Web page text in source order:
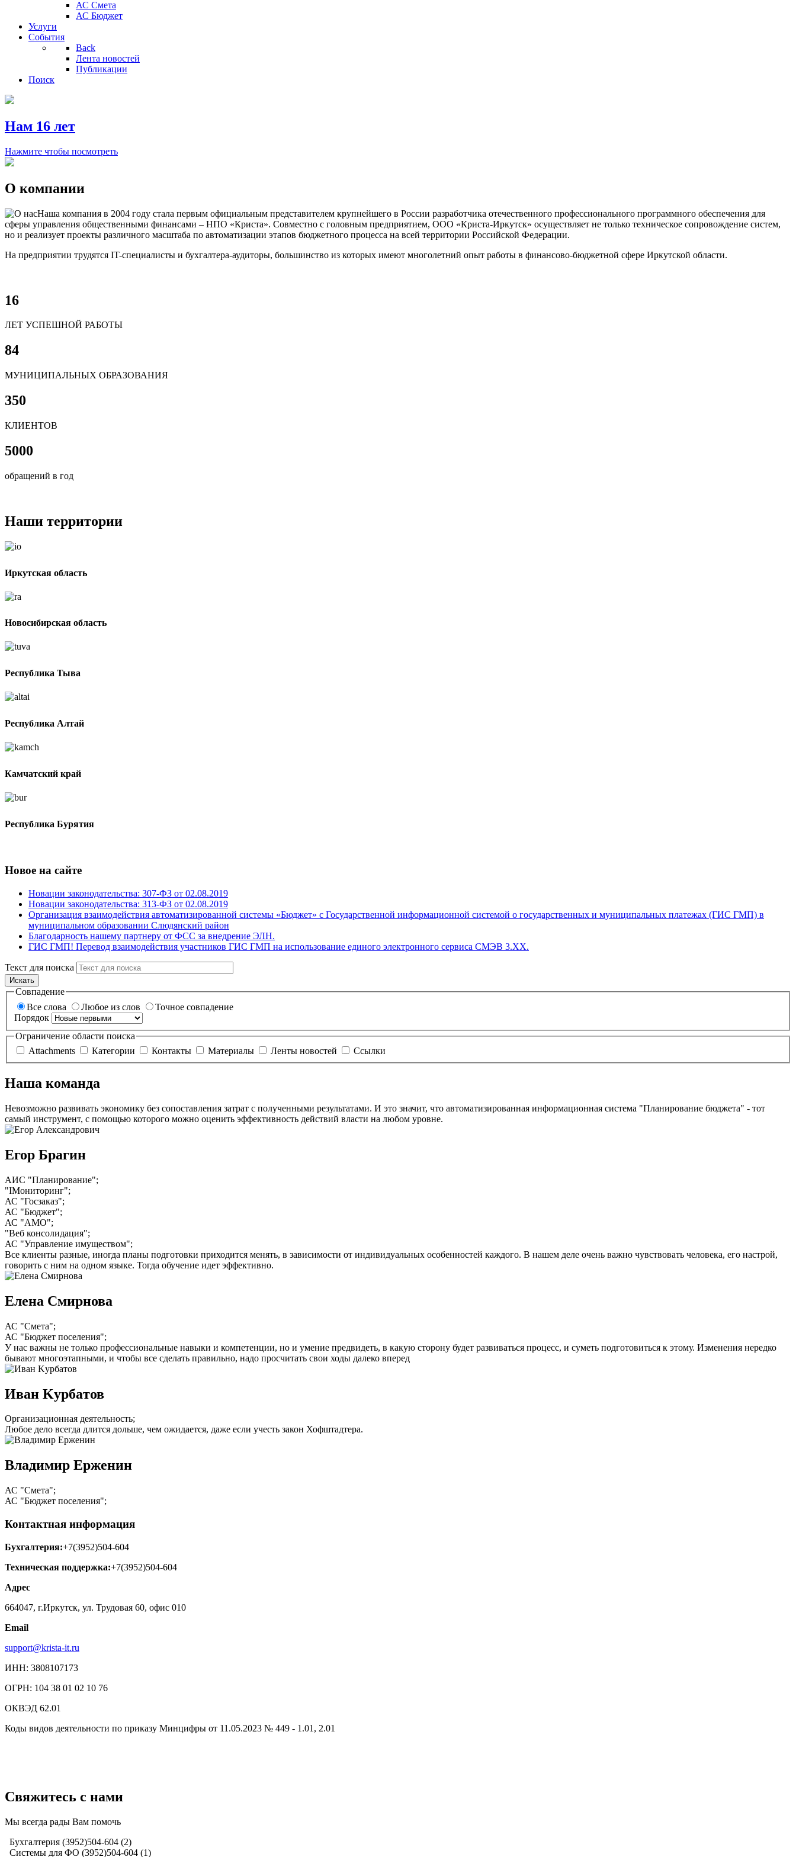
АС Смета
АС Бюджет
Услуги
События
Back
Лента новостей
Публикации
Поиск
Нам 16 лет
Нажмите чтобы посмотреть
О компании
Наша компания в 2004 году стала первым официальным представителем крупнейшего в России разработчика отечественного профессионального программного обеспечения для
сферы управления общественными финансами – НПО «Криста». Совместно с головным предприятием, ООО «Криста-Иркутск» осуществляет не только техническое сопровождение систем,
но и реализует проекты различного масштаба по автоматизации этапов бюджетного процесса на всей территории Российской Федерации.
На предприятии трудятся IT-специалисты и бухгалтера-аудиторы, большинство из которых имеют многолетний опыт работы в финансово-бюджетной сфере Иркутской области.
16
ЛЕТ УСПЕШНОЙ РАБОТЫ
84
МУНИЦИПАЛЬНЫХ ОБРАЗОВАНИЯ
350
КЛИЕНТОВ
5000
обращений в год
Наши территории
Иркутская область
Новосибирская область
Республика Тыва
Республика Алтай
Камчатский край
Республика Бурятия
Новое на сайте
Новации законодательства: 307-ФЗ от 02.08.2019
Новации законодательства: 313-ФЗ от 02.08.2019
Организация взаимодействия автоматизированной системы «Бюджет» с Государственной информационной системой о государственных и муниципальных платежах (ГИС ГМП) в
муниципальном образовании Слюдянский район
Благодарность нашему партнеру от ФСС за внедрение ЭЛН.
ГИС ГМП! Перевод взаимодействия участников ГИС ГМП на использование единого электронного сервиса СМЭВ 3.ХХ.
Текст для поиска
Искать
Совпадение
Все слова
Любое из слов
Точное совпадение
Порядок
Ограничение области поиска
Attachments
Категории Контакты Материалы Ленты новостей Ссылки
Наша команда
Невозможно развивать экономику без сопоставления затрат с полученными результатами. И это значит, что автоматизированная информационная система "Планирование бюджета" - тот
самый инструмент, с помощью которого можно оценить эффективность действий власти на любом уровне.
Егор Брагин
АИС "Планирование";
"IМониторинг";
АС "Госзаказ";
АС "Бюджет";
АС "АМО";
"Веб консолидация";
АС "Управление имуществом";
Все клиенты разные, иногда планы подготовки приходится менять, в зависимости от индивидуальных особенностей каждого. В нашем деле очень важно чувствовать человека, его настрой,
говорить с ним на одном языке. Тогда обучение идет эффективно.
Елена Смирнова
АС "Смета";
АС "Бюджет поселения";
У нас важны не только профессиональные навыки и компетенции, но и умение предвидеть, в какую сторону будет развиваться процесс, и суметь подготовиться к этому. Изменения нередко
бывают многоэтапными, и чтобы все сделать правильно, надо просчитать свои ходы далеко вперед
Иван Kурбaтов
Организационная деятельность;
Любое дело всегда длится дольше, чем ожидается, даже если учесть закон Хофштадтера.
Владимир Ерженин
АС "Смета";
АС "Бюджет поселения";
Контактная информация
Бухгалтерия:+7(3952)504-604
Техническая поддержка:+7(3952)504-604
Адрес
664047, г.Иркутск, ул. Трудовая 60, офис 010
Email
support@krista-it.ru
ИНН: 3808107173
ОГРН: 104 38 01 02 10 76
ОКВЭД 62.01
Коды видов деятельности по приказу Минцифры от 11.05.2023 № 449 - 1.01, 2.01
Свяжитесь с нами
Мы всегда рады Вам помочь
Бухгалтерия (3952)504-604 (2)
Системы для ФО (3952)504-604 (1)